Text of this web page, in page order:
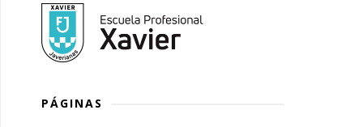
PÁGINAS